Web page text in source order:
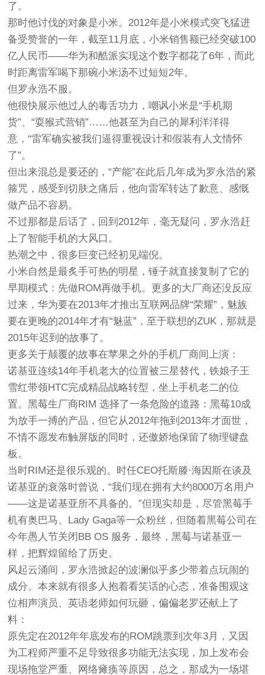
了。
那时他讨伐的对象是小米。2012年是小米模式突飞猛进
备受赞誉的一年，截至11月底，小米销售额已经突破100
亿人民币——华为和酷派实现这个数字都花了6年，而此
时距离雷军喝下那碗小米汤不过短短2年。
但罗永浩不服。
他很快展示他过人的毒舌功力，嘲讽小米是“手机期
货”、“耍猴式营销”……他甚至为自己的犀利洋洋得
意，“雷军确实被我们逼得重视设计和假装有人文情怀
了”。
但出来混总是要还的，“产能”在此后几年成为罗永浩的紧
箍咒，感受到切肤之痛后，他向雷军转达了歉意、感慨
做产品不容易。
不过那都是后话了，回到2012年，毫无疑问，罗永浩赶
上了智能手机的大风口。
热潮之中，很多巨变已经初见端倪。
小米自然是最炙手可热的明星，锤子就直接复制了它的
早期模式：先做ROM再做手机。更多的大厂商还没反应
过来，华为要在2013年才推出互联网品牌“荣耀”，魅族
要在更晚的2014年才有“魅蓝”，至于联想的ZUK，那就是
2015年迟到的故事了。
更多关于颠覆的故事在苹果之外的手机厂商间上演：
诺基亚连续14年手机老大的位置被三星替代，铁娘子王
雪红带领HTC完成精品战略转型，坐上手机老二的位
置。黑莓生厂商RIM 选择了一条危险的道路：黑莓10成
为放手一搏的产品，但它从2012年拖到2013年才面世，
不情不愿发布触屏版的同时，还傲娇地保留了物理键盘
板。
当时RIM还是很乐观的。时任CEO托斯滕·海因斯在谈及
诺基亚的衰落时曾说，“我们现在拥有大约8000万名用户
——这是诺基亚所不具备的。”但现实却是，尽管黑莓手
机有奥巴马、Lady Gaga等一众粉丝，但随着黑莓公司在
今年愚人节关闭BB OS 服务，最终，黑莓与诺基亚一
样，把辉煌留给了历史。
风起云涌间，罗永浩掀起的波澜似乎多少带着点玩闹的
成分。本来就有很多人抱着看笑话的心态，准备围观这
位相声演员、英语老师如何玩砸，偏偏老罗还献上了
料：
原先定在2012年年底发布的ROM跳票到次年3月，又因
为工程师严重不足导致很多功能无法实现，加上发布会
现场拖堂严重、网络瘫痪等原因，总之，那成为一场堪